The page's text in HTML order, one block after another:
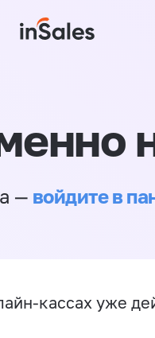
— войдите в
кассах уже